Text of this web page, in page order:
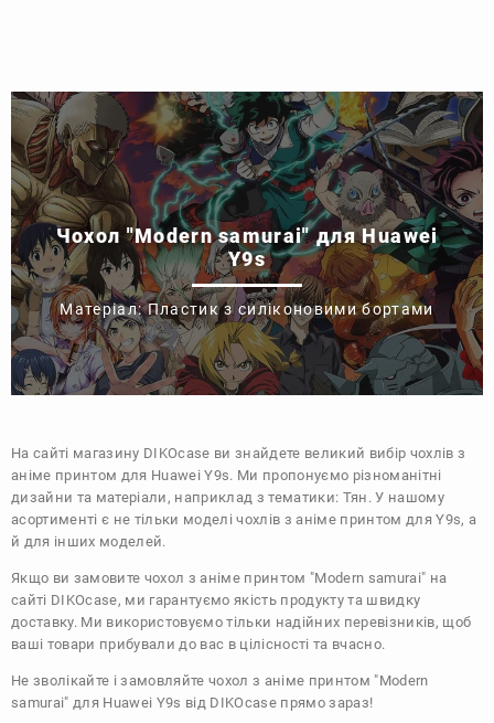
Чохол "Modern samurai" для Huawei
Y9s
Матеріал: Пластик з силіконовими бортами
На сайті магазину DIKOcase ви знайдете великий вибір чохлів з
аніме принтом для Huawei Y9s. Ми пропонуємо різноманітні
дизайни та матеріали, наприклад з тематики: Тян . У нашому
асортименті є не тільки моделі чохлів з аніме принтом для Y9s, а
й для інших моделей.
Якщо ви замовите чохол з аніме принтом "Modern samurai" на
сайті DIKOcase, ми гарантуємо якість продукту та швидку
доставку. Ми використовуємо тільки надійних перевізників, щоб
ваші товари прибували до вас в цілісності та вчасно.
Не зволікайте і замовляйте чохол з аніме принтом "Modern
samurai" для Huawei Y9s від DIKOcase прямо зараз!